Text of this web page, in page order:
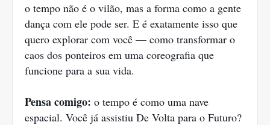
o tempo não é o vilão, mas a forma como a gente
dança com ele pode ser. E é exatamente isso que
quero explorar com você — como transformar o
caos dos ponteiros em uma coreografia que
funcione para a sua vida.
Pensa comigo: o tempo é como uma nave
espacial. Você já assistiu De Volta para o Futuro?